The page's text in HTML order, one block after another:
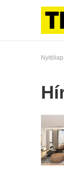
Nyitólap